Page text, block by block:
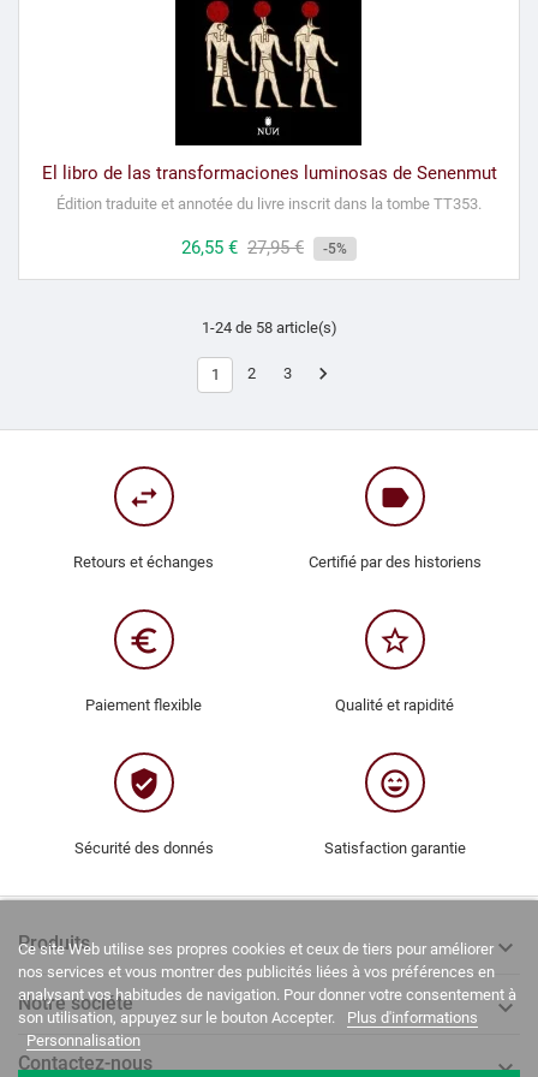
El libro de las transformaciones luminosas de Senenmut
Édition traduite et annotée du livre inscrit dans la tombe TT353.
Prix
26,55 € Prix
27,95 € -5%
1-24 de 58 article(s)
1 2 3 
swap_horiz
Retours et échanges
label
Certifié par des historiens
euro_symbol
Paiement flexible
star_border
Qualité et rapidité
verified_user
Sécurité des donnés
sentiment_very_satisfied
Satisfaction garantie
Produits 
Notre société 
Contactez-nous 
Ce site Web utilise ses propres cookies et ceux de tiers pour améliorer
nos services et vous montrer des publicités liées à vos préférences en
analysant vos habitudes de navigation. Pour donner votre consentement à
son utilisation, appuyez sur le bouton Accepter.
Plus d'informations
Personnalisation